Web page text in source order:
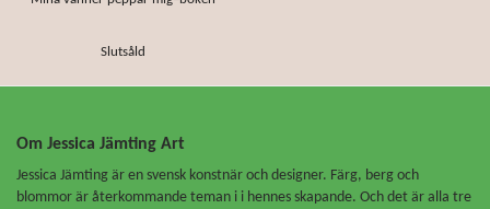
Slutsåld
Om Jessica Jämting Art
Jessica Jämting är en svensk konstnär och designer. Färg, berg och
blommor är återkommande teman i i hennes skapande. Och det är alla tre